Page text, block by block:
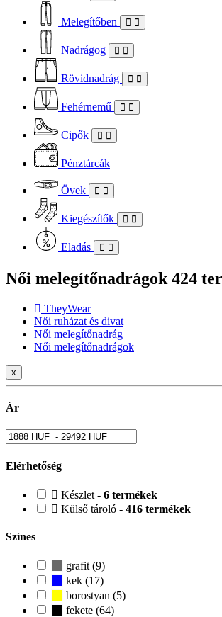
Melegítőben
Nadrágog
Rövidnadrág
Fehérnemű
Cipők
Pénztárcák
Övek
Kiegészítők
Eladás
Női melegítőnadrágok 424
TheyWear
Női ruházat és divat
Női melegítőnadrág
Női melegítőnadrágok
x
Ár
Elérhetőség
Készlet - 6 termékek
Külső tároló - 416 termékek
Színes
grafit (9)
kek (17)
borostyan (5)
fekete (64)